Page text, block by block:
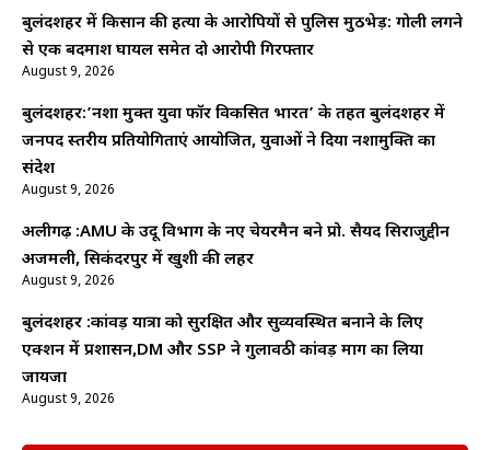
बुलंदशहर में किसान की हत्या के आरोपियों से पुलिस मुठभेड़: गोली लगने
से एक बदमाश घायल समेत दो आरोपी गिरफ्तार
August 9, 2026
बुलंदशहर:’नशा मुक्त युवा फॉर विकसित भारत’ के तहत बुलंदशहर में
जनपद स्तरीय प्रतियोगिताएं आयोजित, युवाओं ने दिया नशामुक्ति का
संदेश
August 9, 2026
अलीगढ़ :AMU के उर्दू विभाग के नए चेयरमैन बने प्रो. सैयद सिराजुद्दीन
अजमली, सिकंदरपुर में खुशी की लहर
August 9, 2026
बुलंदशहर :कांवड़ यात्रा को सुरक्षित और सुव्यवस्थित बनाने के लिए
एक्शन में प्रशासन,DM और SSP ने गुलावठी कांवड़ मार्ग का लिया
जायजा
August 9, 2026